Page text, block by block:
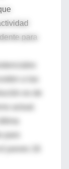
para
actual.